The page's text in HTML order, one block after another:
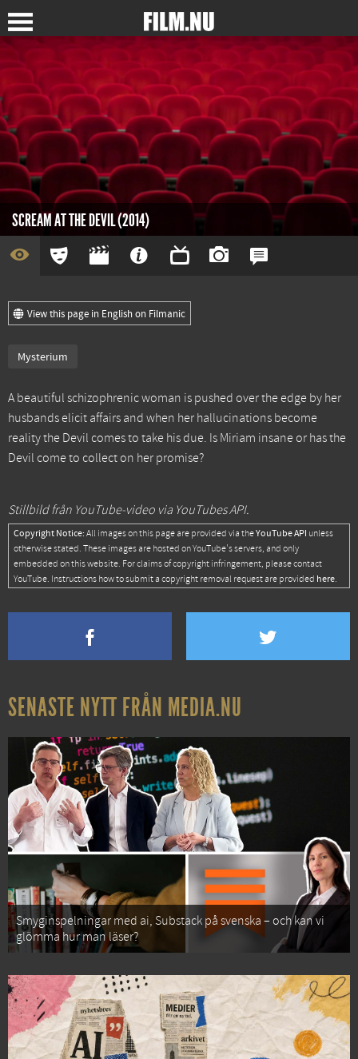
SCREAM AT THE DEVIL (2014)
View this page in English on Filmanic
Mysterium
A beautiful schizophrenic woman is pushed over the edge by her
husbands elicit affairs and when her hallucinations become
reality the Devil comes to take his due. Is Miriam insane or has the
Devil come to collect on her promise?
Stillbild från YouTube-video via YouTubes API.
Copyright Notice: All images on this page are provided via theYouTube API unless
otherwise stated. These images are hosted on YouTube's servers, and only
embedded on this website. For claims of copyright infringement, please contact
YouTube. Instructions how to submit a copyright removal request are provided here.
SENASTE NYTT FRÅN MEDIA.NU
Smyginspelningar med ai, Substack på svenska – och kan vi
glömma hur man läser?